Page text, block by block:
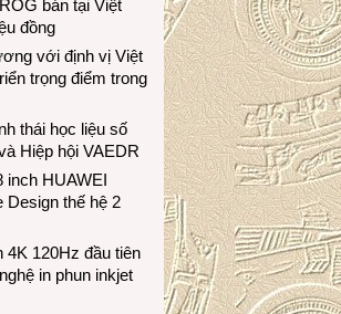
bán tại Việt
đồng
với định vị Việt
trọng điểm trong
thái học liệu số
Hiệp hội VAEDR
inch HUAWEI
Design thế hệ 2
4K 120Hz đầu tiên
in phun inkjet